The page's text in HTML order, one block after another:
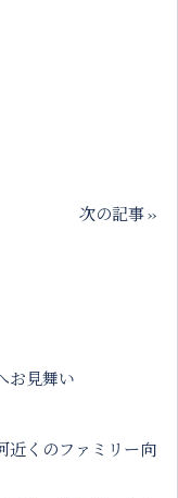
次の記事 ››
お見舞い
近くのファミリー向